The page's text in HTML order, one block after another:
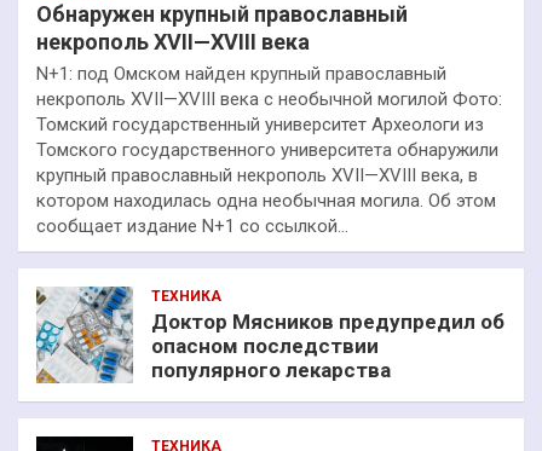
Обнаружен крупный православный
некрополь XVII—XVIII века
N+1: под Омском найден крупный православный
некрополь XVII—XVIII века с необычной могилой Фото:
Томский государственный университет Археологи из
Томского государственного университета обнаружили
крупный православный некрополь XVII—XVIII века, в
котором находилась одна необычная могила. Об этом
сообщает издание N+1 со ссылкой…
ТЕХНИКА
Доктор Мясников предупредил об
опасном последствии
популярного лекарства
ТЕХНИКА